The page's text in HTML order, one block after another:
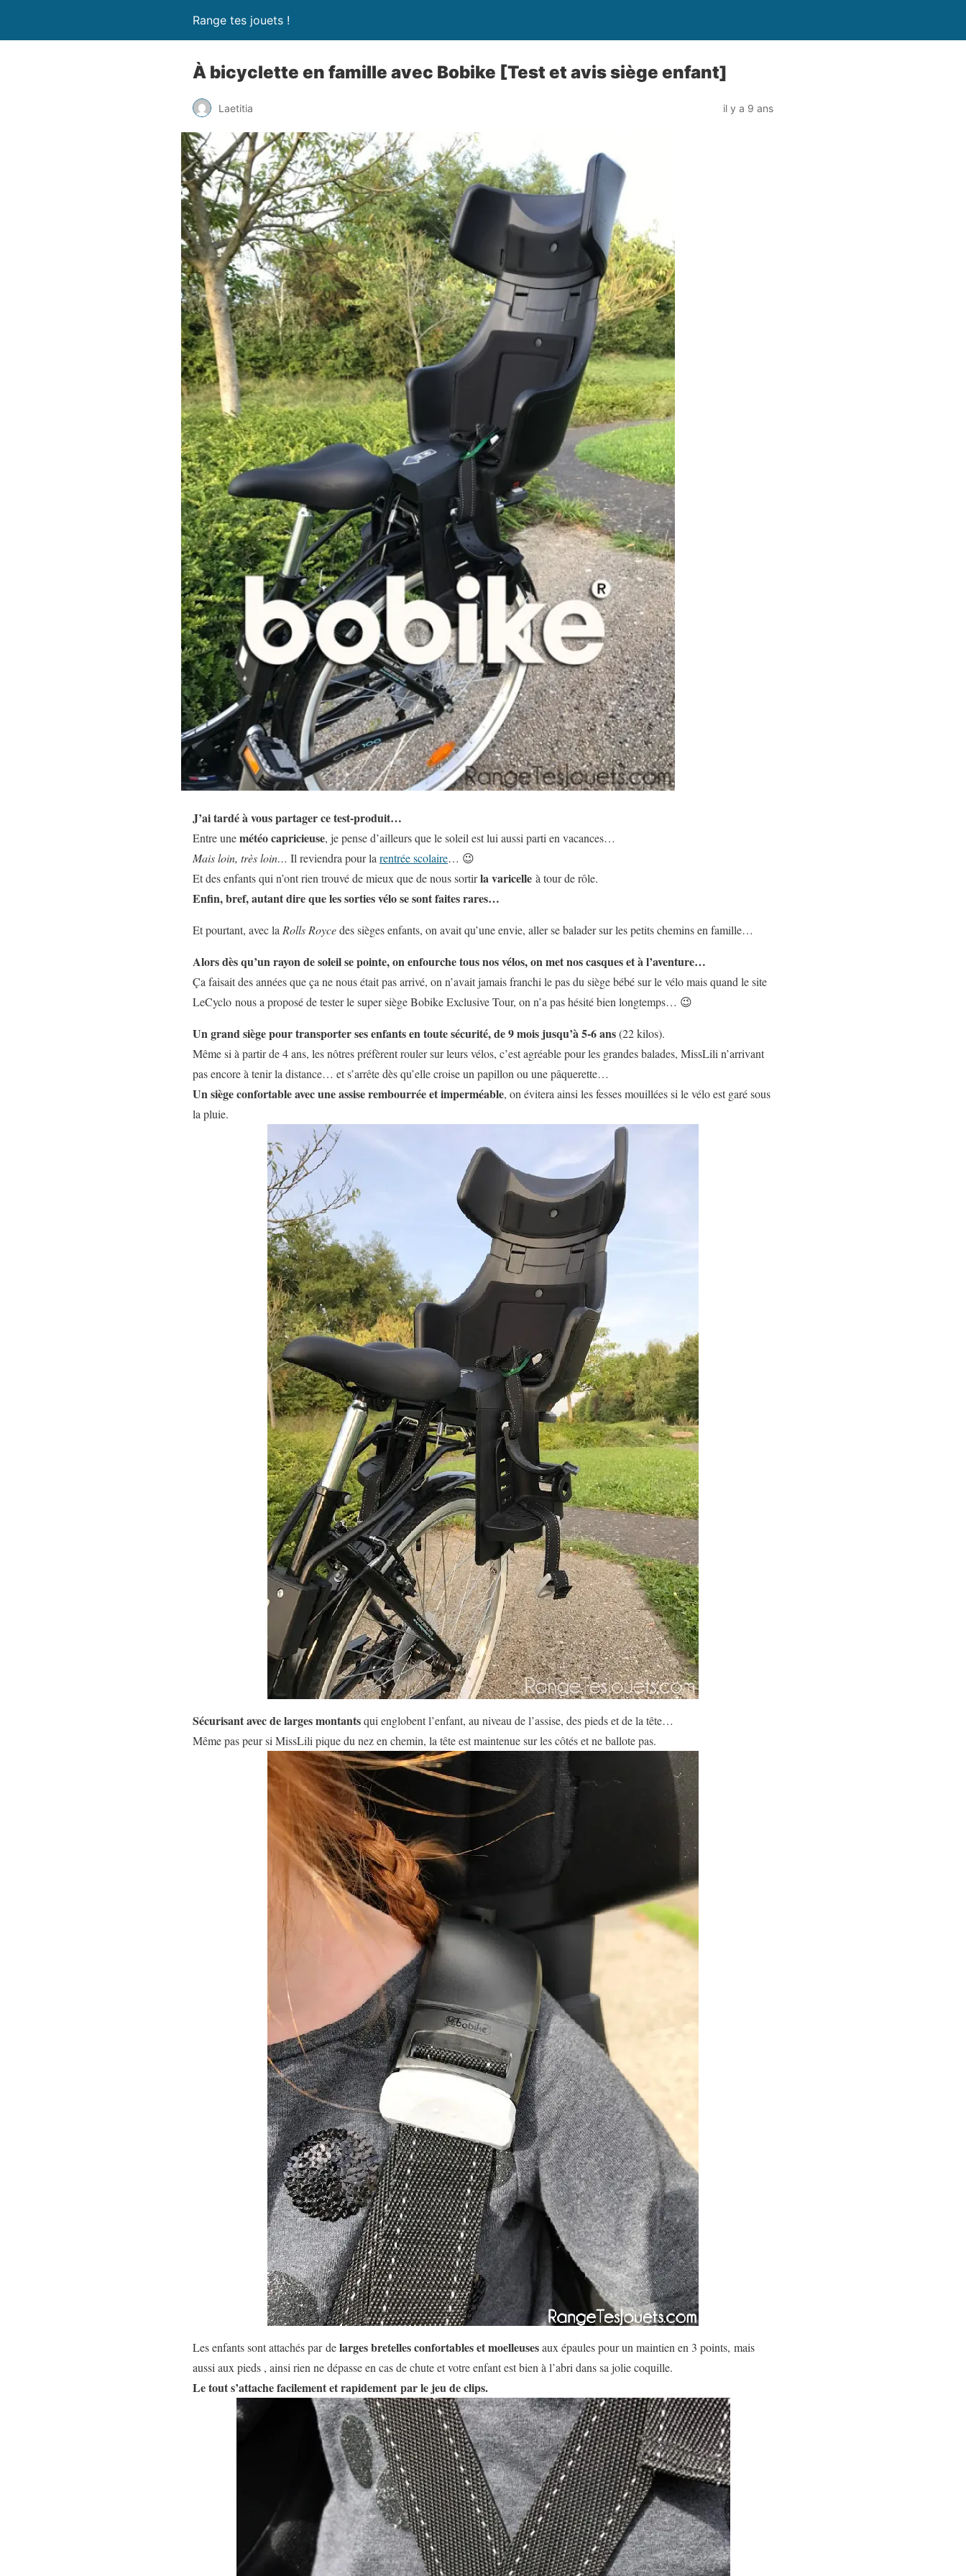
Range tes jouets !
À bicyclette en famille avec Bobike [Test et avis siège enfant]
Laetitia il y a 9 ans
J’ai tardé à vous partager ce test-produit…
Entre unemétéo capricieuse, je pense d’ailleurs que le soleil est lui aussi parti en vacances…
Mais loin, très loin… Il reviendra pour la rentrée scolaire… 😉
Et des enfants qui n’ont rien trouvé de mieux que de nous sortirla varicelle à tour de rôle.
Enfin, bref, autant dire que les sorties vélo se sont faites rares…
Et pourtant, avec la Rolls Roycedes sièges enfants, on avait qu’une envie, aller se balader sur les petits chemins en famille…
Alors dès qu’un rayon de soleil se pointe, on enfourche tous nos vélos, on met nos casques et à l’aventure…
Ça faisait des années que ça ne nous était pas arrivé, on n’avait jamais franchi le pas du siège bébé sur le vélo mais quand le site
LeCyclo nous a proposé de tester le super siège Bobike Exclusive Tour, on n’a pas hésité bien longtemps… 😉
Un grand siège pour transporter ses enfants en toute sécurité, de 9 mois jusqu’à 5-6 ans(22 kilos).
Même si à partir de 4 ans, les nôtres préfèrent rouler sur leurs vélos, c’est agréable pour les grandes balades, MissLili n’arrivant
pas encore à tenir la distance… et s’arrête dès qu’elle croise un papillon ou une pâquerette…
Un siège confortable avec une assise rembourréeet imperméable, on évitera ainsi les fesses mouillées si le vélo est garé sous
la pluie.
Sécurisant avec de larges montantsqui englobent l’enfant, au niveau de l’assise, des pieds et de la tête…
Même pas peur si MissLili pique du nez en chemin, la tête est maintenue sur les côtés et ne ballote pas.
Les enfants sont attachés par delarges bretelles confortables et moelleusesaux épaules pour un maintien en 3 points, mais
aussi aux pieds , ainsi rien ne dépasse en cas de chute et votre enfant est bien à l’abri dans sa jolie coquille.
Le tout s’attache facilement et rapidement par le jeu de clips.